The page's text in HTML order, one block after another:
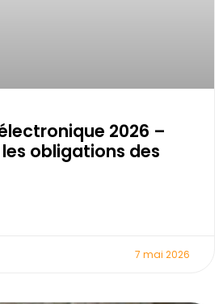
2026 –
obligations des
7 mai 2026